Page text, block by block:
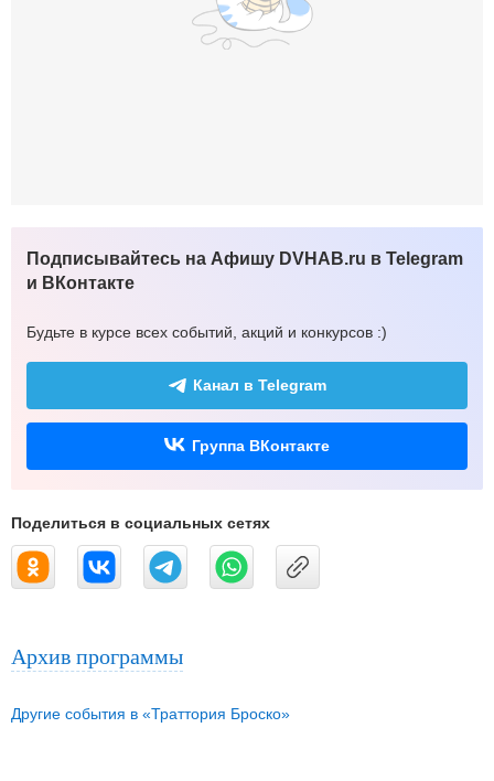
Подписывайтесь на Афишу DVHAB.ru в Telegram
и ВКонтакте
Будьте в курсе всех событий, акций и конкурсов :)
Канал в Telegram
Группа ВКонтакте
Поделиться в социальных сетях
Архив программы
Другие события в «Траттория Броско»